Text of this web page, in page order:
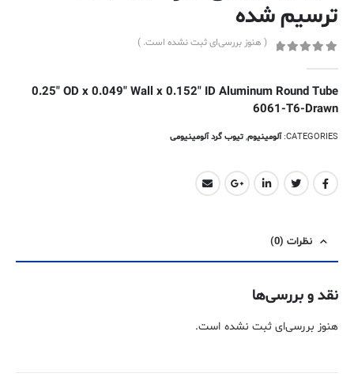
ترسیم شده
( هنوز بررسی‌ای ثبت نشده است. )
0.25″ OD x 0.049″ Wall x 0.152″ ID Aluminum Round Tube
6061-T6-Drawn
CATEGORIES: آلومینیوم, تیوب گرد آلومینیومی
نظرات (0)
نقد و بررسی‌ها
هنوز بررسی‌ای ثبت نشده است.